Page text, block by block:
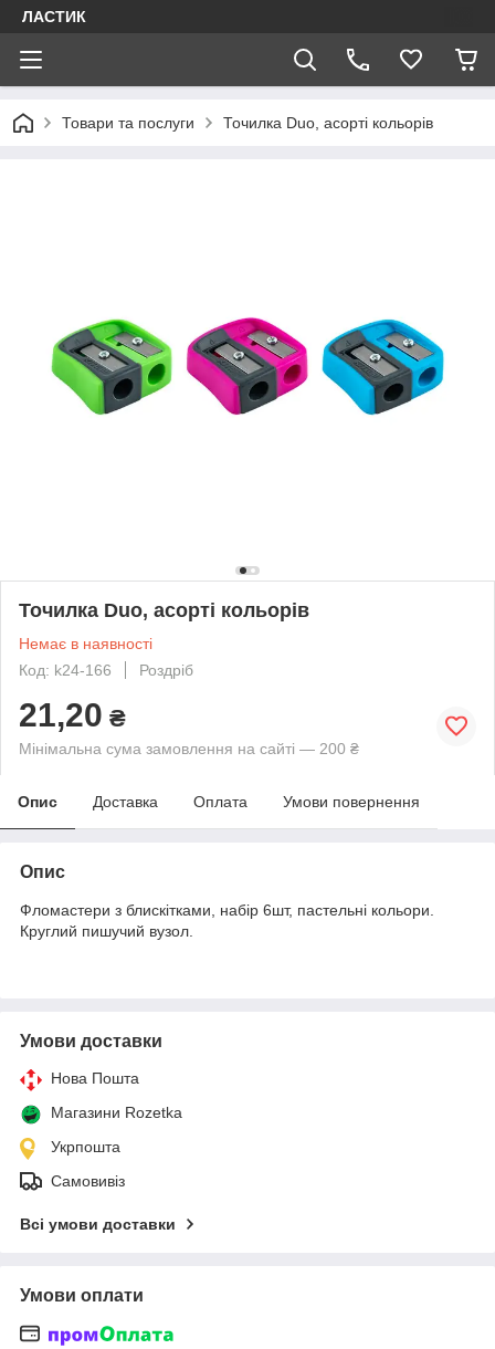
ЛАСТИК
Товари та послуги Точилка Duo, асорті кольорів
Точилка Duo, асорті кольорів
Немає в наявності
Код: k24-166
Роздріб
21,20 ₴
Мінімальна сума замовлення на сайті — 200 ₴
Опис Доставка Оплата Умови повернення
Опис
Фломастери з блискітками, набір 6шт, пастельні кольори.
Круглий пишучий вузол.
Умови доставки
Нова Пошта
Магазини Rozetka
Укрпошта
Самовивіз
Всі умови доставки
Умови оплати